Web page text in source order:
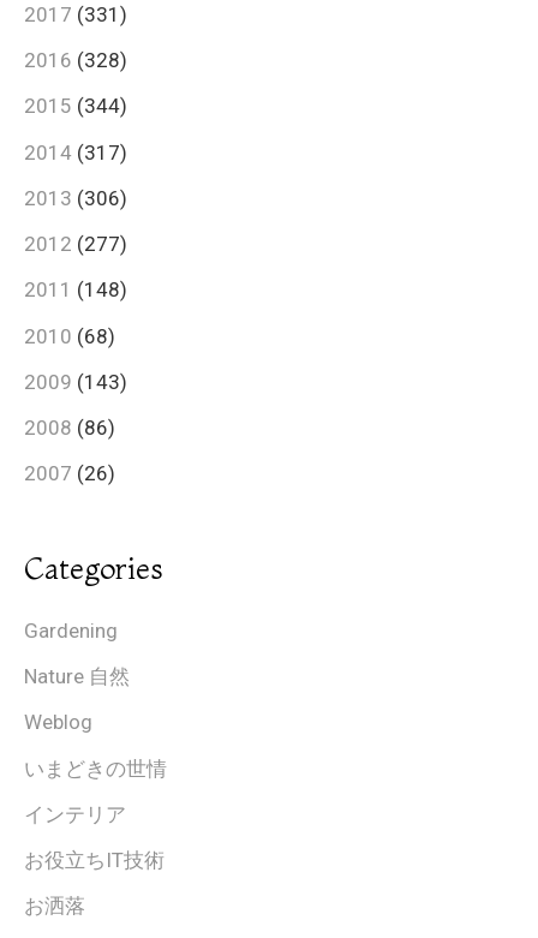
2017 (331)
2016 (328)
2015 (344)
2014 (317)
2013 (306)
2012 (277)
2011 (148)
2010 (68)
2009 (143)
2008 (86)
2007 (26)
Categories
Gardening
Nature 自然
Weblog
いまどきの世情
インテリア
お役立ちIT技術
お洒落